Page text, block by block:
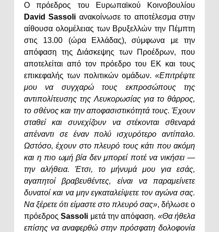
Ο πρόεδρος του Ευρωπαϊκού Κοινοβουλίου
David Sassoli ανακοίνωσε το αποτέλεσμα στην
αίθουσα ολομέλειας των Βρυξελλών την Πέμπτη
στις 13.00 (ώρα Ελλάδας), σύμφωνα με την
απόφαση της Διάσκεψης των Προέδρων, που
αποτελείται από τον πρόεδρο του ΕΚ και τους
επικεφαλής των πολιτικών ομάδων. «Επιτρέψτε
μου να συγχαρώ τους εκπροσώπους της
αντιπολίτευσης της Λευκορωσίας για το θάρρος,
το σθένος και την αποφασιστικότητά τους. Έχουν
σταθεί και συνεχίζουν να στέκονται σθεναρά
απέναντι σε έναν πολύ ισχυρότερο αντίπαλο.
Ωστόσο, έχουν στο πλευρό τους κάτι που ακόμη
και η πιο ωμή βία δεν μπορεί ποτέ να νικήσει —
την αλήθεια. Έτσι, το μήνυμά μου για εσάς,
αγαπητοί βραβευθέντες, είναι να παραμείνετε
δυνατοί και να μην εγκαταλείψετε τον αγώνα σας.
Να ξέρετε ότι είμαστε στο πλευρό σας», δήλωσε ο
πρόεδροςSassoli μετά την απόφαση. «Θα ήθελα
επίσης να αναφερθώ στην πρόσφατη δολοφονία